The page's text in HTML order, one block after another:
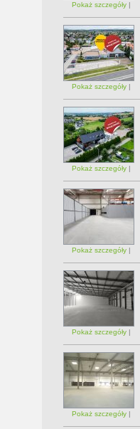
Pokaż szczegóły |
Pokaż szczegóły |
Pokaż szczegóły |
Pokaż szczegóły |
Pokaż szczegóły |
Pokaż szczegóły |